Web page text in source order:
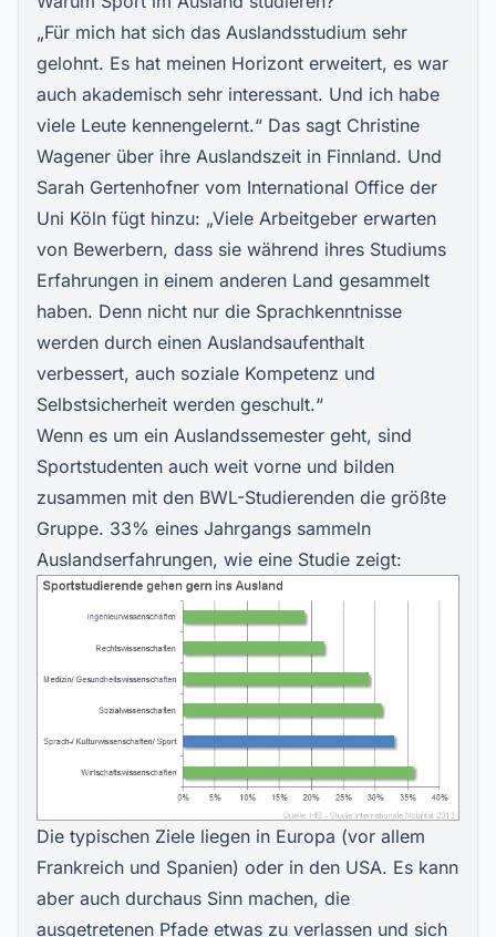
„Für mich hat sich das Auslandsstudium sehr
gelohnt. Es hat meinen Horizont erweitert, es war
auch akademisch sehr interessant. Und ich habe
viele Leute kennengelernt.“ Das sagt Christine
Wagener über ihre Auslandszeit in Finnland. Und
Sarah Gertenhofner vom International Office der
Uni Köln fügt hinzu: „Viele Arbeitgeber erwarten
von Bewerbern, dass sie während ihres Studiums
Erfahrungen in einem anderen Land gesammelt
haben. Denn nicht nur die Sprachkenntnisse
werden durch einen Auslandsaufenthalt
verbessert, auch soziale Kompetenz und
Selbstsicherheit werden geschult.“
Wenn es um ein Auslandssemester geht, sind
Sportstudenten auch weit vorne und bilden
zusammen mit den BWL-Studierenden die größte
Gruppe. 33% eines Jahrgangs sammeln
Auslandserfahrungen, wie eine Studie zeigt:
Die typischen Ziele liegen in Europa (vor allem
Frankreich und Spanien) oder in den USA. Es kann
aber auch durchaus Sinn machen, die
ausgetretenen Pfade etwas zu verlassen und sich